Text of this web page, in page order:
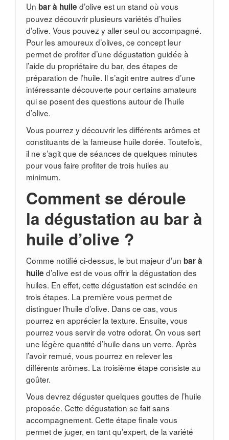
Un bar à huile d’olive est un stand où vous
pouvez découvrir plusieurs variétés d’huiles
d’olive. Vous pouvez y aller seul ou accompagné.
Pour les amoureux d’olives, ce concept leur
permet de profiter d’une dégustation guidée à
l’aide du propriétaire du bar, des étapes de
préparation de l’huile. Il s’agit entre autres d’une
intéressante découverte pour certains amateurs
qui se posent des questions autour de l’huile
d’olive.
Vous pourrez y découvrir les différents arômes et
constituants de la fameuse huile dorée. Toutefois,
il ne s’agit que de séances de quelques minutes
pour vous faire profiter de trois huiles au
minimum.
Comment se déroule
la dégustation au bar à
huile d’olive ?
Comme notifié ci-dessus, le but majeur d’un bar à
huile d’olive est de vous offrir la dégustation des
huiles. En effet, cette dégustation est scindée en
trois étapes. La première vous permet de
distinguer l’huile d’olive. Dans ce cas, vous
pourrez en apprécier la texture. Ensuite, vous
pourrez vous servir de votre odorat. On vous sert
une légère quantité d’huile dans un verre. Après
l’avoir remué, vous pourrez en relever les
différents arômes. La troisième étape consiste au
goûter.
Vous devrez déguster quelques gouttes de l’huile
proposée. Cette dégustation se fait sans
accompagnement. Cette étape finale vous
permet de juger, en tant qu’expert, de la variété